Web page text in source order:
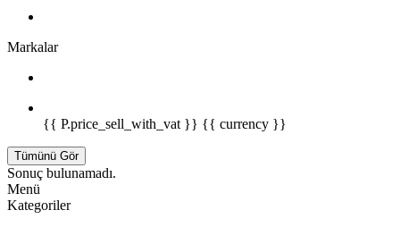
Markalar
{{ P.price_sell_with_vat }} {{ currency }}
Tümünü Gör
Sonuç bulunamadı.
Menü
Kategoriler